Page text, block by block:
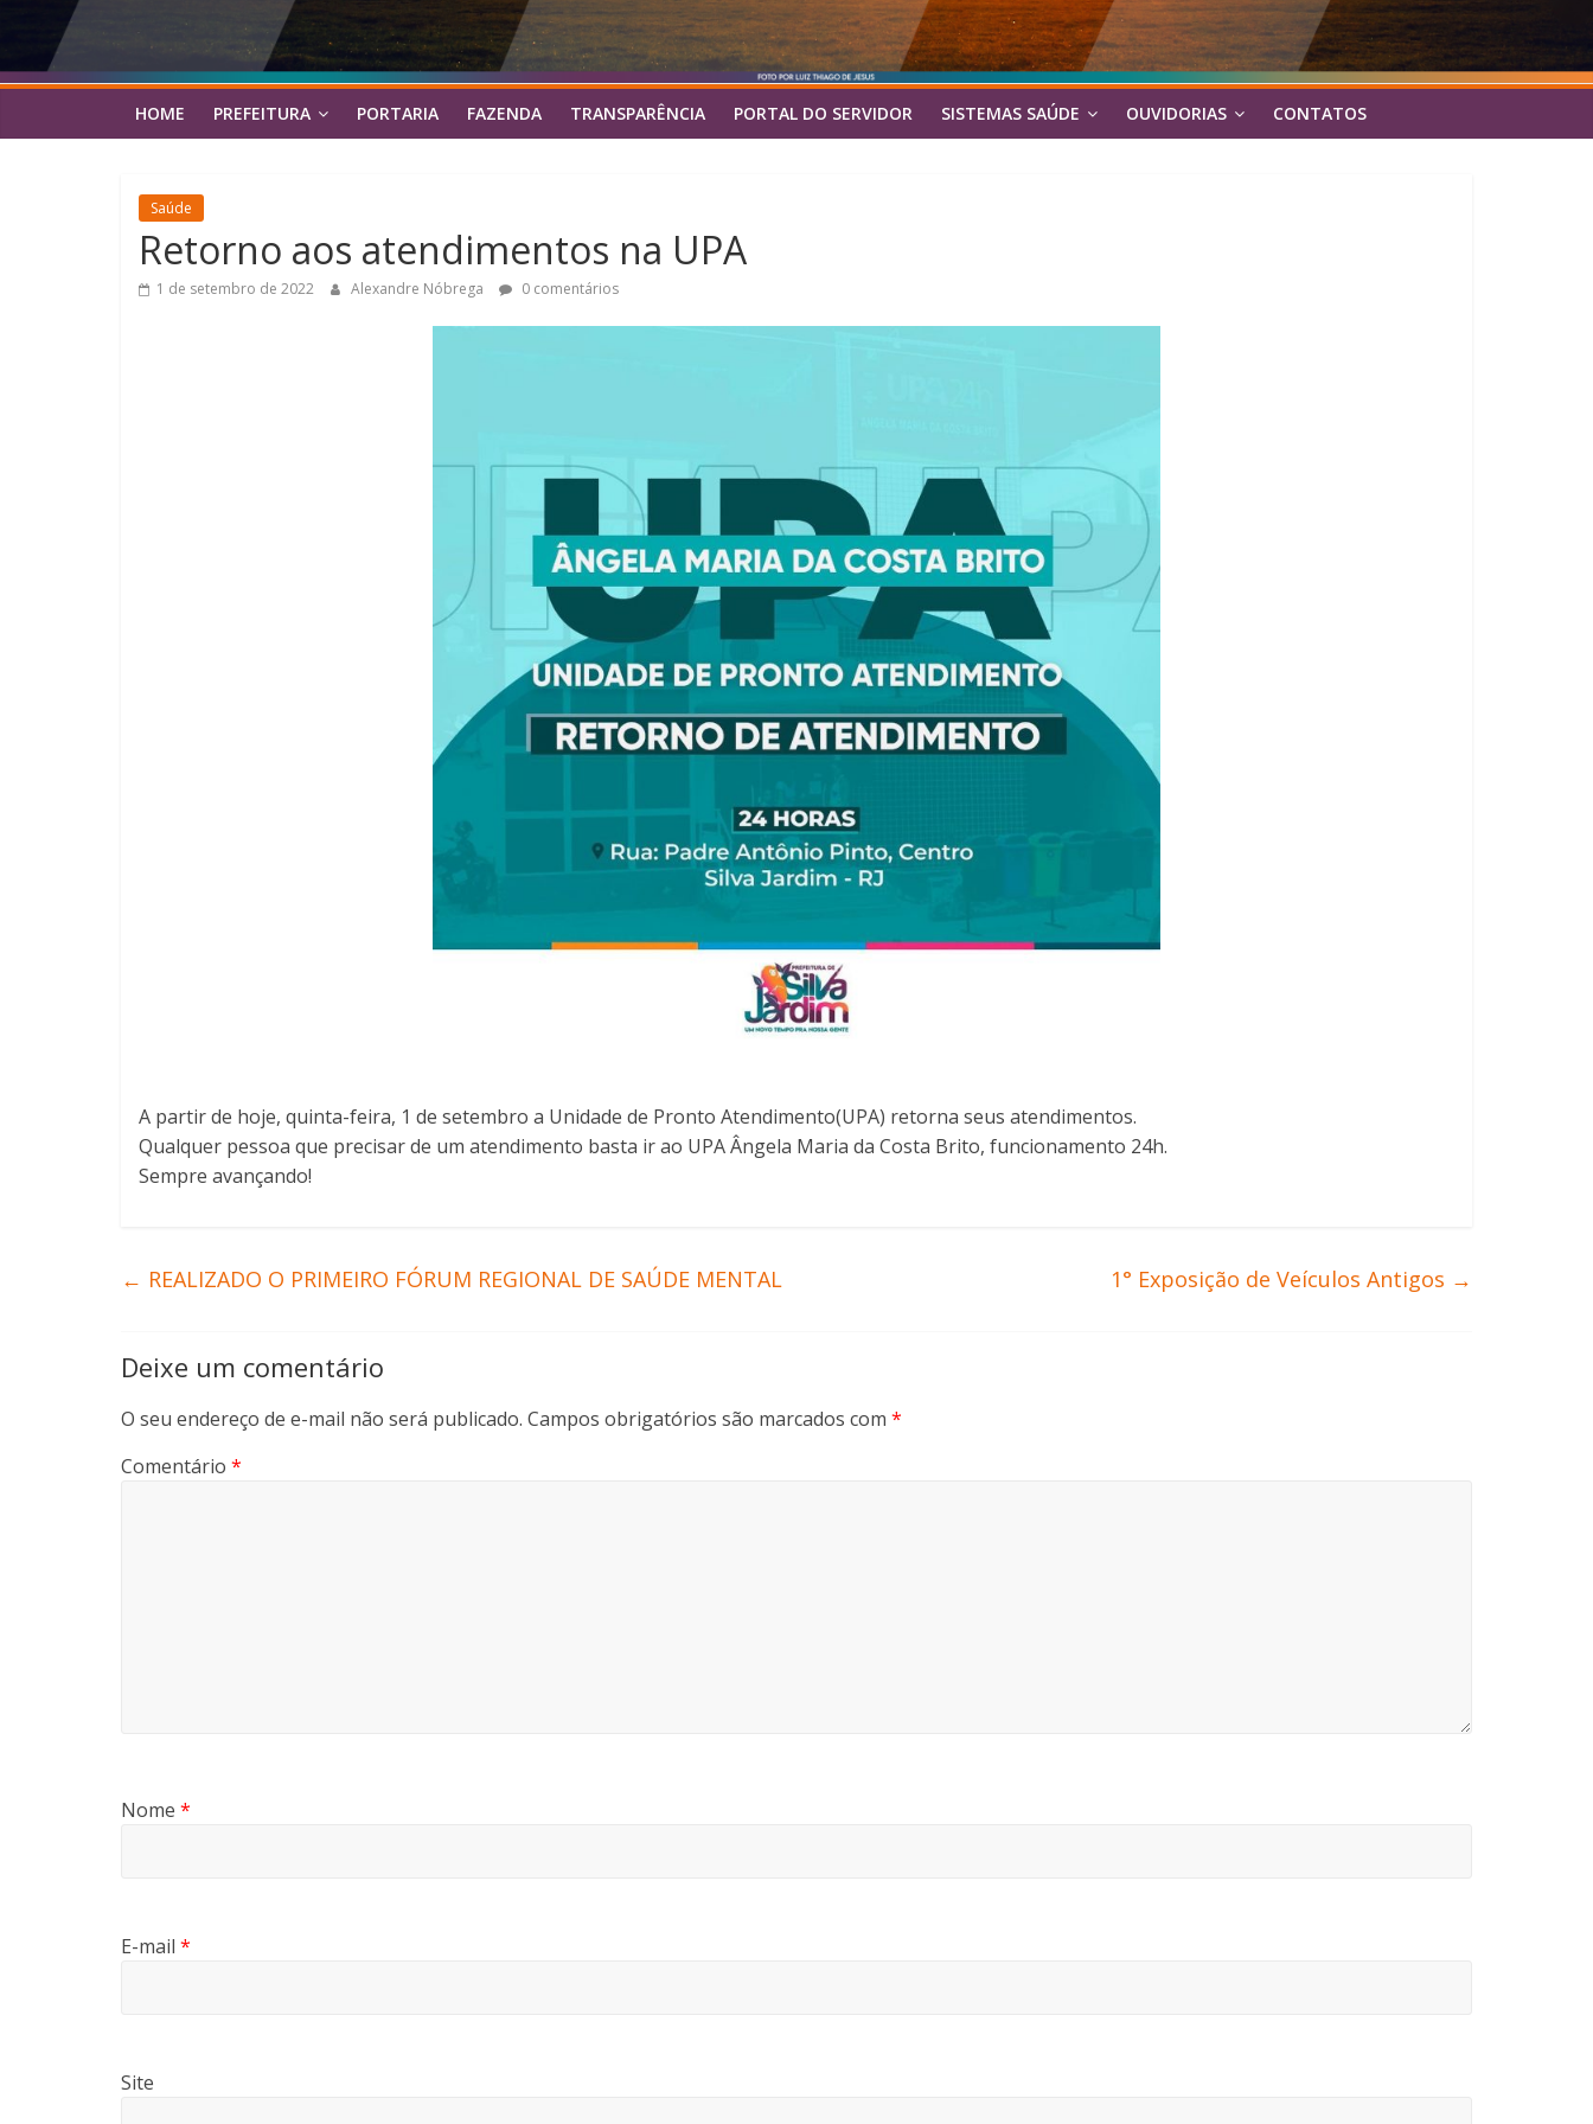
HOME PREFEITURA PORTARIA FAZENDA TRANSPARÊNCIA PORTAL DO SERVIDOR SISTEMAS SAÚDE OUVIDORIAS CONTATOS
Saúde
Retorno aos atendimentos na UPA
1 de setembro de 2022 Alexandre Nóbrega 0 comentários
A partir de hoje, quinta-feira, 1 de setembro a Unidade de Pronto Atendimento(UPA) retorna seus atendimentos.
Qualquer pessoa que precisar de um atendimento basta ir ao UPA Ângela Maria da Costa Brito, funcionamento 24h.
Sempre avançando!
← REALIZADO O PRIMEIRO FÓRUM REGIONAL DE SAÚDE MENTAL 1° Exposição de Veículos Antigos →
Deixe um comentário
O seu endereço de e-mail não será publicado. Campos obrigatórios são marcados com *
Comentário *
Nome *
E-mail *
Site